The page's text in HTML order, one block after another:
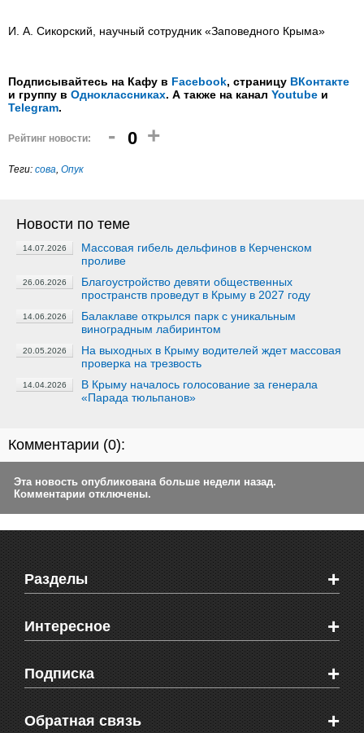
И. А. Сикорский, научный сотрудник «Заповедного Крыма»
Подписывайтесь на Кафу в Facebook, страницу ВКонтакте
и группу в Одноклассниках. А также на канал Youtube и
Telegram.
Рейтинг новости: - 0 +
Теги: сова, Опук
Новости по теме
14.07.2026
Массовая гибель дельфинов в Керченском
проливе
26.06.2026
Благоустройство девяти общественных
пространств проведут в Крыму в 2027 году
14.06.2026
Балаклаве открылся парк с уникальным
виноградным лабиринтом
20.05.2026
На выходных в Крыму водителей ждет массовая
проверка на трезвость
14.04.2026
В Крыму началось голосование за генерала
«Парада тюльпанов»
Комментарии (0):
Эта новость опубликована больше недели назад.
Комментарии отключены.
Разделы +
Новости Феодосии
Новости Крыма
Мировые новости
Объявления
Здоровье
СМС мнения читателей
Интересное +
Видео о Феодосии
Веб-камеры Феодосии
Блоги феодосийцев
Школы Феодосии
Подписка +
Печатная версия газеты "Кафа"
RSS
Обратная связь +